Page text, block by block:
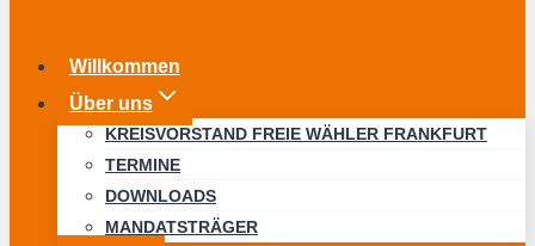
Willkommen
Über uns
KREISVORSTAND FREIE WÄHLER FRANKFURT
TERMINE
DOWNLOADS
MANDATSTRÄGER